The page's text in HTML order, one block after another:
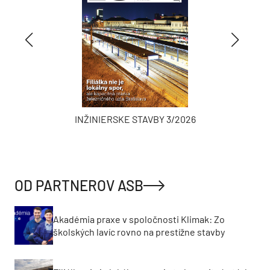
INŽINIERSKE STAVBY 3/2026
OD PARTNEROV ASB
Akadémia praxe v spoločnosti Klimak: Zo
školských lavíc rovno na prestížne stavby